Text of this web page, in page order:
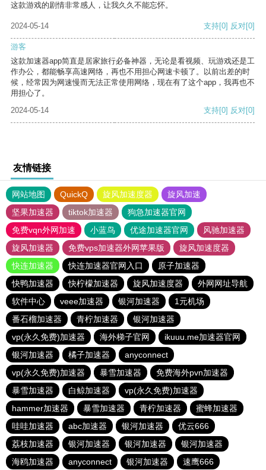
这款游戏的剧情非常感人，让我久久不能忘怀。
2024-05-14 支持[0] 反对[0]
游客
这款加速器app简直是居家旅行必备神器，无论是看视频、玩游戏还是工
作办公，都能畅享高速网络，再也不用担心网速卡顿了。以前出差的时
候，经常因为网速慢而无法正常使用网络，现在有了这个app，我再也不
用担心了。
2024-05-14
支持[0] 反对[0]
友情链接
网站地图 QuickQ 旋风加速度器
旋风加速
坚果加速器
tiktok加速器
狗急加速器官网
免费vqn外网加速
小蓝鸟 优途加速器官网
风驰加速器
旋风加速器
免费vps加速器外网苹果版
旋风加速度器
快连加速器
快连加速器官网入口
原子加速器
快鸭加速器
快柠檬加速器 旋风加速度器
外网网址导航
软件中心
veee加速器 银河加速器
1元机场
番石榴加速器
青柠加速器
银河加速器
vp(永久免费)加速器
海外梯子官网
ikuuu.me加速器官网
银河加速器
橘子加速器
anyconnect
vp(永久免费)加速器
暴雪加速器
免费海外pvn加速器
暴雪加速器
白鲸加速器
vp(永久免费)加速器
hammer加速器
暴雪加速器 青柠加速器
蜜蜂加速器
哇哇加速器
abc加速器 银河加速器
优云666
荔枝加速器
银河加速器 银河加速器
银河加速器
海鸥加速器
anyconnect 银河加速器 速鹰666